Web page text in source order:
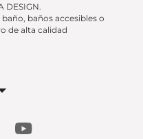
DESIGN.
baños accesibles o
de alta calidad